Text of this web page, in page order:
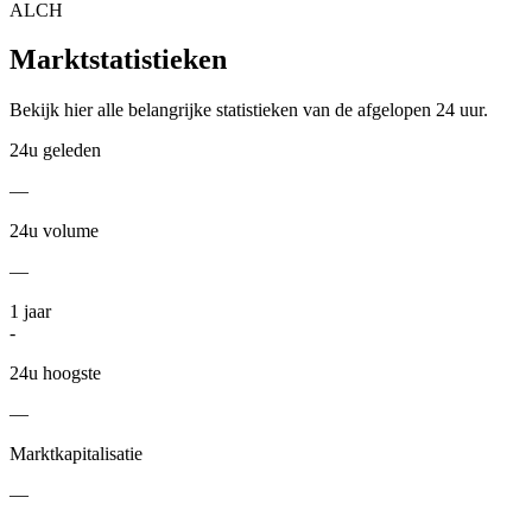
ALCH
Marktstatistieken
Bekijk hier alle belangrijke statistieken van de afgelopen 24 uur.
24u geleden
—
24u volume
—
1 jaar
-
24u hoogste
—
Marktkapitalisatie
—